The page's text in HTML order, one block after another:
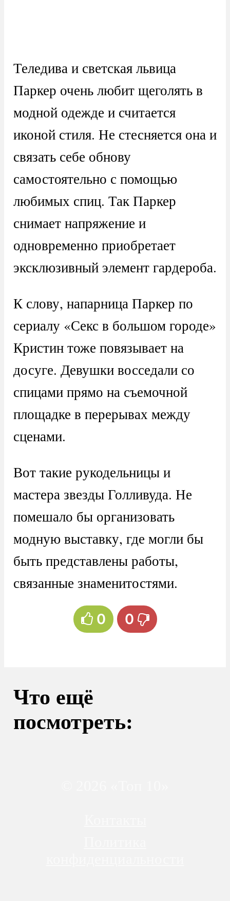
Теледива и светская львица
Паркер очень любит щеголять в
модной одежде и считается
иконой стиля. Не стесняется она и
связать себе обнову
самостоятельно с помощью
любимых спиц. Так Паркер
снимает напряжение и
одновременно приобретает
эксклюзивный элемент гардероба.
К слову, напарница Паркер по
сериалу «Секс в большом городе»
Кристин тоже повязывает на
досуге. Девушки восседали со
спицами прямо на съемочной
площадке в перерывах между
сценами.
Вот такие рукодельницы и
мастера звезды Голливуда. Не
помешало бы организовать
модную выставку, где могли бы
быть представлены работы,
связанные знаменитостями.
0 0
Что ещё
посмотреть: